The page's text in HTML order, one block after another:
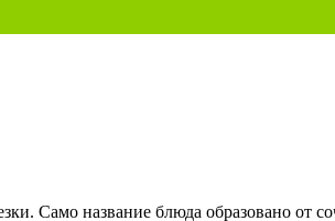
Само название блюда образовано от